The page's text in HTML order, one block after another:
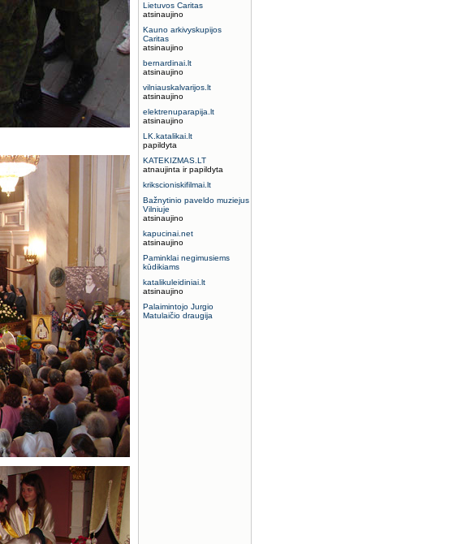
Lietuvos Caritas
atsinaujino
Kauno arkivyskupijos
Caritas
atsinaujino
bernardinai.lt
atsinaujino
vilniauskalvarijos.lt
atsinaujino
elektrenuparapija.lt
atsinaujino
LK.katalikai.lt
papildyta
KATEKIZMAS.LT
atnaujinta ir papildyta
krikscioniskifilmai.lt
Bažnytinio paveldo muziejus
Vilniuje
atsinaujino
kapucinai.net
atsinaujino
Paminklai negimusiems
kūdikiams
katalikuleidiniai.lt
atsinaujino
Palaimintojo Jurgio
Matulaičio draugija